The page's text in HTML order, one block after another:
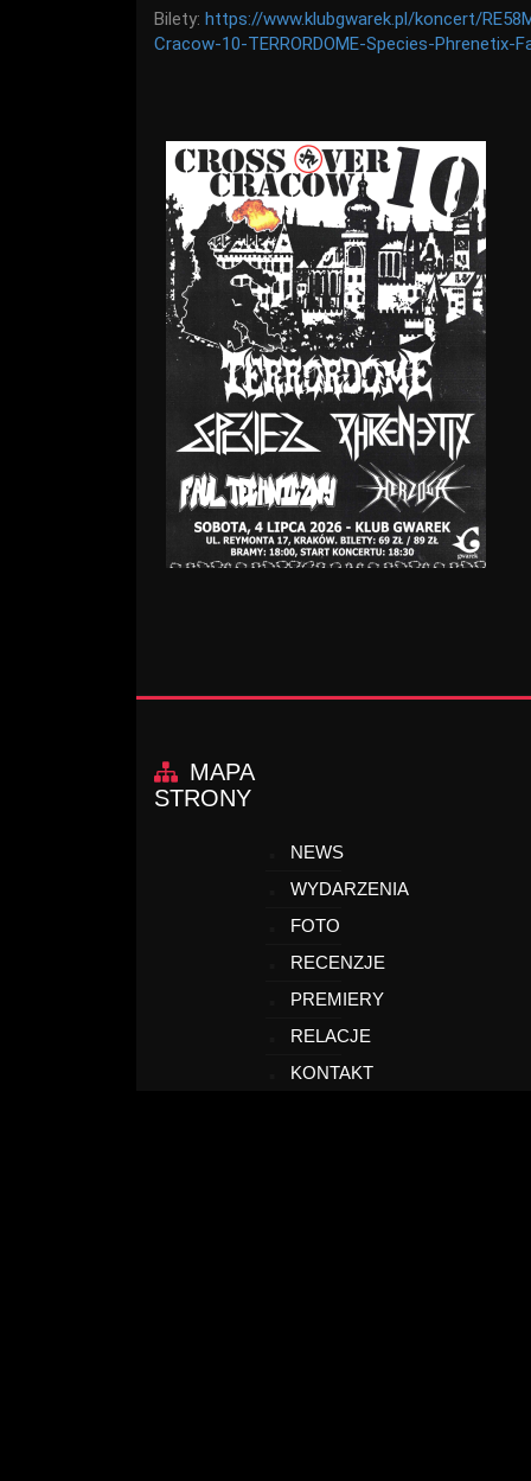
Bilety: https://www.klubgwarek.pl/koncert/
Cracow-10-TERRORDOME-Species-Phrenetix-
MAPA
STRONY
NEWS
WYDARZENIA
FOTO
RECENZJE
PREMIERY
RELACJE
KONTAKT